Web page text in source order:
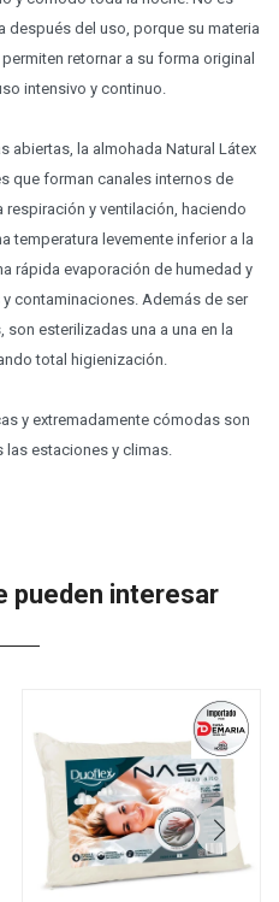
después del uso, porque su materia
retornar a su forma original
intensivo y continuo.
abiertas, la almohada Natural Látex
que forman canales internos de
y ventilación, haciendo
temperatura levemente inferior a la
rápida evaporación de humedad y
contaminaciones. Además de ser
esterilizadas una a una en la
total higienización.
y extremadamente cómodas son
estaciones y climas.
pueden interesar